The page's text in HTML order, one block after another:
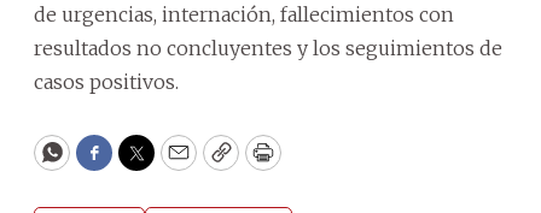
de urgencias, internación, fallecimientos con
resultados no concluyentes y los seguimientos de
casos positivos.
WhatsApp
Facebook
Twitter
EmailCopyPrint